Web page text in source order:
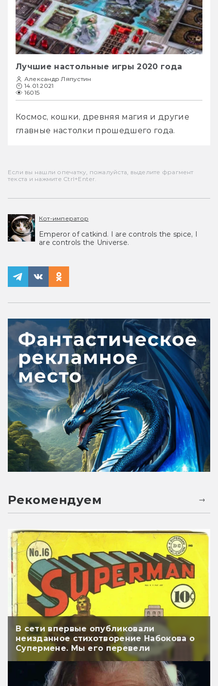
Лучшие настольные игры 2020 года
Александр Ляпустин
14.01.2021
16015
Космос, кошки, древняя магия и другие
главные настолки прошедшего года.
Если вы нашли опечатку, пожалуйста, выделите фрагмент
текста и нажмите Ctrl+Enter.
Кот-император
Emperor of catkind. I are controls the spice, I
are controls the Universe.
Рекомендуем
В сети впервые опубликовали
неизданное стихотворение Набокова о
Супермене. Мы его перевели